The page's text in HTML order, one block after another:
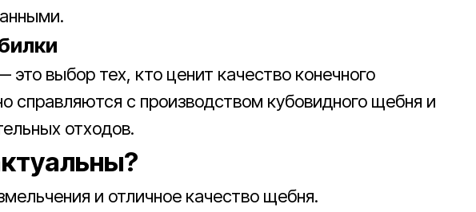
выбор тех, кто ценит качество конечного
справляются с производством кубовидного щебня и
отходов.
и отличное качество щебня.